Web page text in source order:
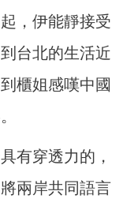
，伊能靜接受
台北的生活近
櫃姐感嘆中國
有穿透力的，
兩岸共同語言